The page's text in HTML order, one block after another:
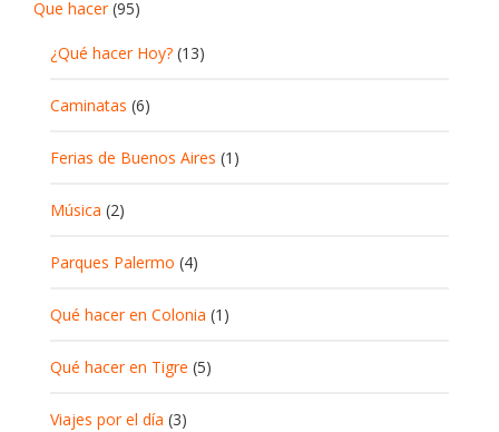
Que hacer(95)
¿Qué hacer Hoy? (13)
Caminatas (6)
Ferias de Buenos Aires (1)
Música (2)
Parques Palermo (4)
Qué hacer en Colonia (1)
Qué hacer en Tigre (5)
Viajes por el día (3)